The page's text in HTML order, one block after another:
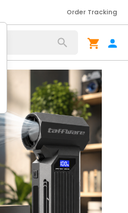
Order Tracking